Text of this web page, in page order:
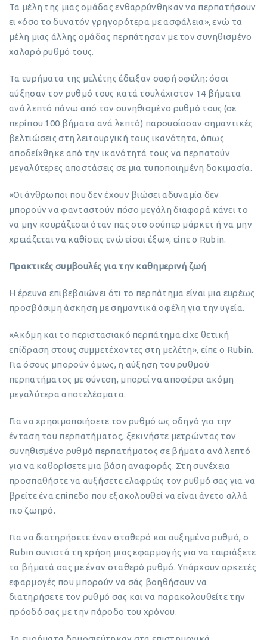
Τα μέλη της μιας ομάδας ενθαρρύνθηκαν να περπατήσουν
ει «όσο το δυνατόν γρηγορότερα με ασφάλεια», ενώ τα
μέλη μιας άλλης ομάδας περπάτησαν με τον συνηθισμένο
χαλαρό ρυθμό τους.
Τα ευρήματα της μελέτης έδειξαν σαφή οφέλη: όσοι
αύξησαν τον ρυθμό τους κατά τουλάχιστον 14 βήματα
ανά λεπτό πάνω από τον συνηθισμένο ρυθμό τους (σε
περίπου 100 βήματα ανά λεπτό) παρουσίασαν σημαντικές
βελτιώσεις στη λειτουργική τους ικανότητα, όπως
αποδείχθηκε από την ικανότητά τους να περπατούν
μεγαλύτερες αποστάσεις σε μια τυποποιημένη δοκιμασία.
«Οι άνθρωποι που δεν έχουν βιώσει αδυναμία δεν
μπορούν να φανταστούν πόσο μεγάλη διαφορά κάνει το
να μην κουράζεσαι όταν πας στο σούπερ μάρκετ ή να μην
χρειάζεται να καθίσεις ενώ είσαι έξω», είπε ο Rubin.
Πρακτικές συμβουλές για την καθημερινή ζωή
Η έρευνα επιβεβαιώνει ότι το περπάτημα είναι μια ευρέως
προσβάσιμη άσκηση με σημαντικά οφέλη για την υγεία.
«Ακόμη και το περιστασιακό περπάτημα είχε θετική
επίδραση στους συμμετέχοντες στη μελέτη», είπε ο Rubin.
Για όσους μπορούν όμως, η αύξηση του ρυθμού
περπατήματος με σύνεση, μπορεί να αποφέρει ακόμη
μεγαλύτερα αποτελέσματα.
Για να χρησιμοποιήσετε τον ρυθμό ως οδηγό για την
ένταση του περπατήματος, ξεκινήστε μετρώντας τον
συνηθισμένο ρυθμό περπατήματος σε βήματα ανά λεπτό
για να καθορίσετε μια βάση αναφοράς. Στη συνέχεια
προσπαθήστε να αυξήσετε ελαφρώς τον ρυθμό σας για να
βρείτε ένα επίπεδο που εξακολουθεί να είναι άνετο αλλά
πιο ζωηρό.
Για να διατηρήσετε έναν σταθερό και αυξημένο ρυθμό, ο
Rubin συνιστά τη χρήση μιας εφαρμογής για να ταιριάξετε
τα βήματά σας με έναν σταθερό ρυθμό. Υπάρχουν αρκετές
εφαρμογές που μπορούν να σάς βοηθήσουν να
διατηρήσετε τον ρυθμό σας και να παρακολουθείτε την
πρόοδό σας με την πάροδο του χρόνου.